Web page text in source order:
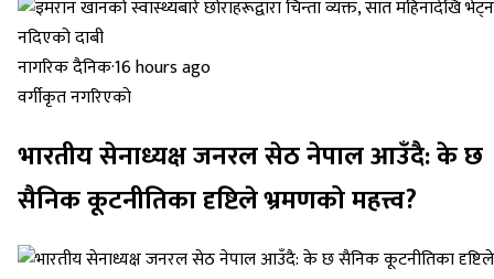
नागरिक दैनिक·16 hours ago
वर्गीकृत नगरिएको
भारतीय सेनाध्यक्ष जनरल सेठ नेपाल आउँदै: के छ
सैनिक कूटनीतिका दृष्टिले भ्रमणको महत्त्व?